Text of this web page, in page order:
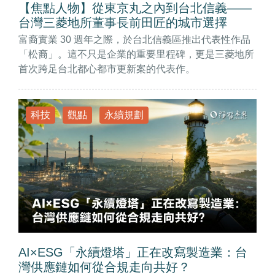
【焦點人物】從東京丸之內到台北信義——
台灣三菱地所董事長前田匠的城市選擇
富裔實業 30 週年之際，於台北信義區推出代表性作品
「松裔」。這不只是企業的重要里程碑，更是三菱地所
首次跨足台北都心都市更新案的代表作。
科技 觀點 永續規劃
AI×ESG「永續燈塔」正在改寫製造業：台
灣供應鏈如何從合規走向共好？